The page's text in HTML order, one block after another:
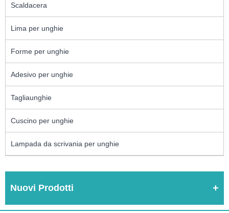
Scaldacera
Lima per unghie
Forme per unghie
Adesivo per unghie
Tagliaunghie
Cuscino per unghie
Lampada da scrivania per unghie
Nuovi Prodotti